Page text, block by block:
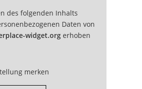
des folgenden Inhalts
Daten von
widget.orgerhoben
merken